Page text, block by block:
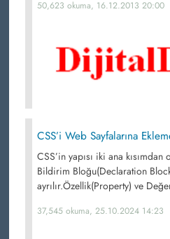
50,623 okuma, 16.12.2013 20:00
CSS’i Web Sayfalarına
CSS’in yapısı iki ana
Bildirim Bloğu(Declaration
ayrılır.Özellik(Property) ve
37,545 okuma, 25.10.2024 14:23